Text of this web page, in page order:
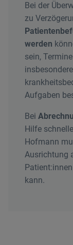
Bei der
zu
werden
sein,
Aufgaben
Bei
Hilfe
Hofmann
Ausrichtung
kann.